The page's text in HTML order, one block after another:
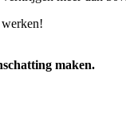
maken.